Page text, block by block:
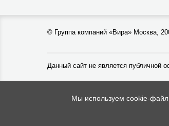
© Группа компаний «Вира» Москва,
Данный сайт не является публичной
Мы используем cookie-